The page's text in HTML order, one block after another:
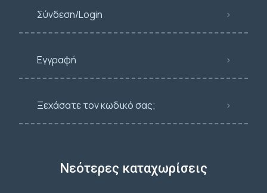
Σύνδεση/Login
Εγγραφή
Ξεχάσατε τον κωδικό σας;
Νεότερες καταχωρίσεις